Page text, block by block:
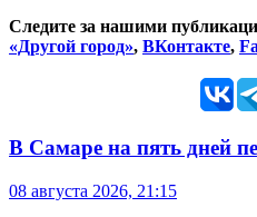
Следите за нашими
«Другой город», ВКонтакте,
В Самаре на пять дней
08 августа 2026, 21:15